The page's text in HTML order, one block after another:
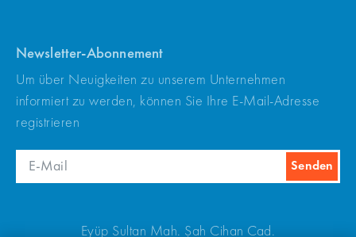
Newsletter-Abonnement
Um über Neuigkeiten zu unserem Unternehmen
informiert zu werden, können Sie Ihre E-Mail-Adresse
registrieren
Eyüp Sultan Mah. Şah Cihan Cad.